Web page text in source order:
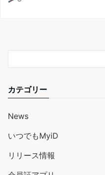
カテゴリー
News
いつでもMyiD
リリース情報